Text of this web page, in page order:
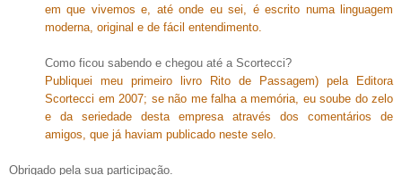
em que vivemos e, até onde eu sei, é escrito numa linguagem
moderna, original e de fácil entendimento.
Como ficou sabendo e chegou até a Scortecci?
Publiquei meu primeiro livro Rito de Passagem) pela Editora
Scortecci em 2007; se não me falha a memória, eu soube do zelo
e da seriedade desta empresa através dos comentários de
amigos, que já haviam publicado neste selo.
Obrigado pela sua participação.